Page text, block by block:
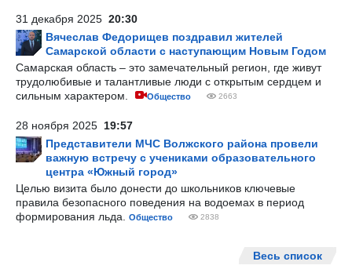
31 декабря 2025 20:30
Вячеслав Федорищев поздравил жителей
Самарской области с наступающим Новым Годом
Самарская область – это замечательный регион, где живут
трудолюбивые и талантливые люди с открытым сердцем и
сильным характером.
Общество 2663
28 ноября 2025 19:57
Представители МЧС Волжского района провели
важную встречу с учениками образовательного
центра «Южный город»
Целью визита было донести до школьников ключевые
правила безопасного поведения на водоемах в период
формирования льда.
Общество 2838
Весь список